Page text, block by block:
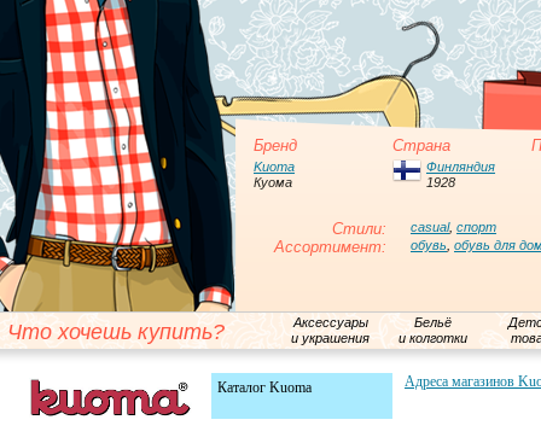
Бренд Страна
Kuoma
Куома
Финляндия
1928
Стили: casual, спорт
Ассортимент: обувь обувь для
Что хочешь купить?
Аксессуары
и украшения
Бельё
и колготки
Каталог Kuoma Адреса магазинов